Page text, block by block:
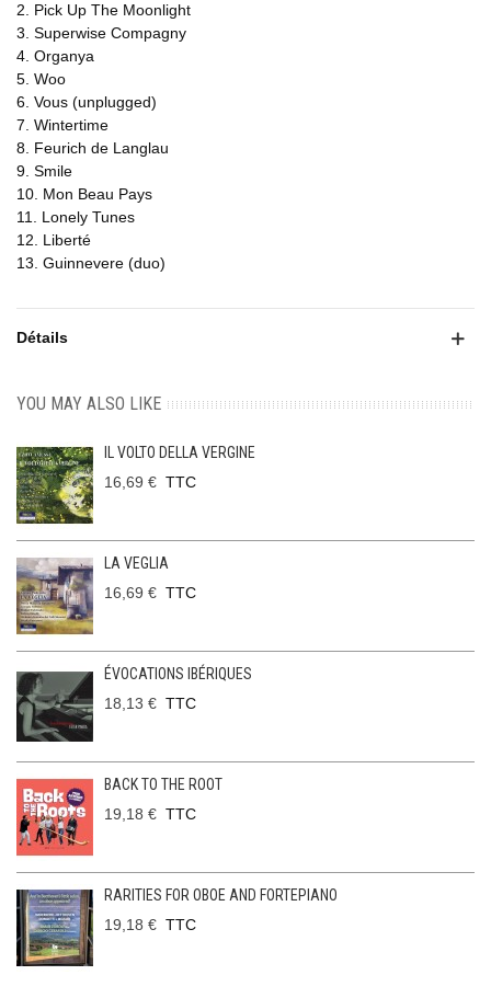
2. Pick Up The Moonlight
3. Superwise Compagny
4. Organya
5. Woo
6. Vous (unplugged)
7. Wintertime
8. Feurich de Langlau
9. Smile
10. Mon Beau Pays
11. Lonely Tunes
12. Liberté
13. Guinnevere (duo)
Détails
YOU MAY ALSO LIKE
IL VOLTO DELLA VERGINE
16,69 € TTC
LA VEGLIA
16,69 € TTC
ÉVOCATIONS IBÉRIQUES
18,13 € TTC
BACK TO THE ROOT
19,18 € TTC
RARITIES FOR OBOE AND FORTEPIANO
19,18 € TTC